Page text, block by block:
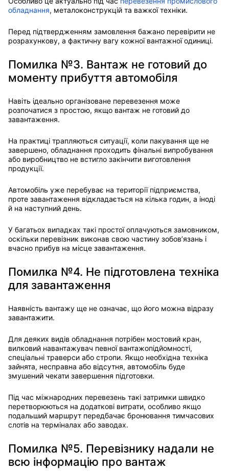
обладнання, металоконструкцій та важкої техніки.
Перед підтвердженням замовлення бажано перевірити не
розрахункову, а фактичну вагу кожної вантажної одиниці.
Помилка №3. Вантаж не готовий до
моменту прибуття автомобіля
Навіть ідеально організоване перевезення може
розпочатися з простою, якщо вантаж не готовий до
завантаження.
На практиці трапляються ситуації, коли пакування ще не
завершено, обладнання проходить фінальні випробування
або виробництво не встигло закінчити виготовлення
продукції.
Автомобіль уже перебуває на території підприємства,
проте завантаження відкладається на кілька годин, а іноді
й на наступний день.
У багатьох випадках такі простої оплачуються замовником,
оскільки перевізник виконав свою частину зобов’язань і
вчасно прибув на місце завантаження.
Помилка №4. Не підготовлена техніка
для завантаження
Наявність вантажу ще не означає, що його можна відразу
завантажити.
Для деяких видів обладнання потрібен мостовий кран,
вилковий навантажувач певної вантажопідйомності,
спеціальні траверси або стропи. Якщо необхідна техніка
зайнята, несправна або відсутня, автомобіль буде
змушений чекати завершення підготовки.
Під час міжнародних перевезень такі затримки швидко
перетворюються на додаткові витрати, особливо якщо
подальший маршрут передбачає бронювання тимчасових
слотів на терміналах або заводах.
Помилка №5. Перевізнику надали не
всю інформацію про вантаж